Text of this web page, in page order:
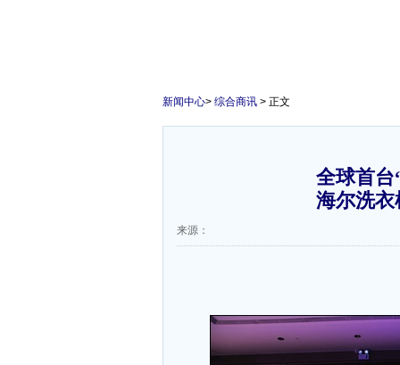
新闻中心> 综合商讯 > 正文
全球首台
海尔洗
来源：